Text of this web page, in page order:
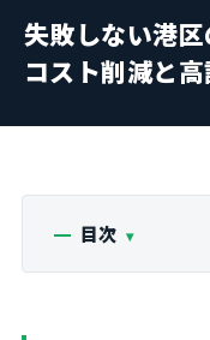
失敗しない港区
コスト削減と
目次